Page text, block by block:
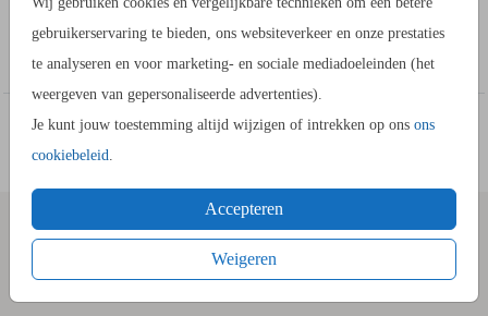
gebruikerservaring te bieden, ons websiteverkeer en onze prestaties
te analyseren en voor marketing- en sociale mediadoeleinden (het
weergeven van gepersonaliseerde advertenties).
Je kunt jouw toestemming altijd wijzigen of intrekken op ons ons
cookiebeleid.
Accepteren
Weigeren
drukwerk. Let er altijd op dat de sticker matcht met jullie
gekozen envelop.
SCHRIJF JE IN VOOR "STIJLVOLLE
UPDATES"!